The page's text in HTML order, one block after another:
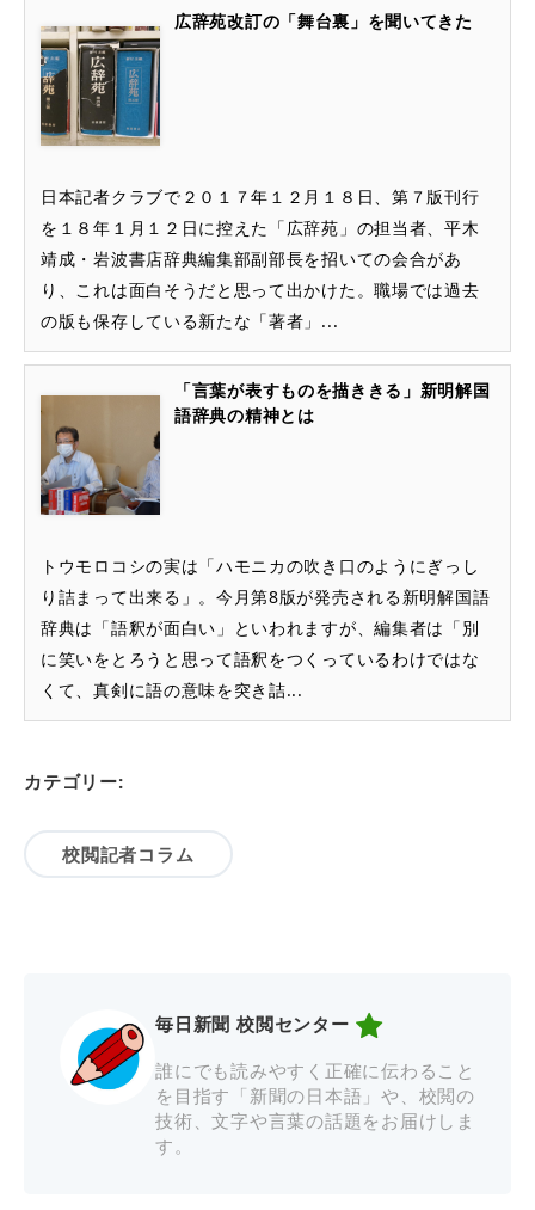
広辞苑改訂の「舞台裏」を聞いてきた
日本記者クラブで２０１７年１２月１８日、第７版刊行
を１８年１月１２日に控えた「広辞苑」の担当者、平木
靖成・岩波書店辞典編集部副部長を招いての会合があ
り、これは面白そうだと思って出かけた。職場では過去
の版も保存している新たな「著者」...
「言葉が表すものを描ききる」新明解国
語辞典の精神とは
トウモロコシの実は「ハモニカの吹き口のようにぎっし
り詰まって出来る」。今月第8版が発売される新明解国語
辞典は「語釈が面白い」といわれますが、編集者は「別
に笑いをとろうと思って語釈をつくっているわけではな
くて、真剣に語の意味を突き詰...
カテゴリー:
校閲記者コラム
毎日新聞 校閲センター
誰にでも読みやすく正確に伝わること
を目指す「新聞の日本語」や、校閲の
技術、文字や言葉の話題をお届けしま
す。